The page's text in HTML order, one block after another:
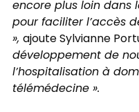
encore plus loin dans
pour faciliter l’accès
», ajoute Sylvianne
développement de
l’hospitalisation à
télémédecine ».